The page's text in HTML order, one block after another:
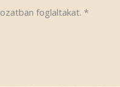
foglaltakat. *